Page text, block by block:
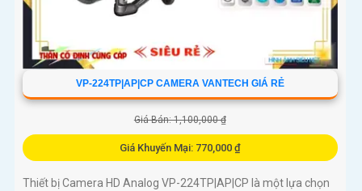
VP-224TP|AP|CP CAMERA VANTECH GIÁ RẺ
Giá Bán: 1,100,000 ₫
Giá Khuyến Mại: 770,000 ₫
Thiết bị Camera HD Analog VP-224TP|AP|CP là một lựa chọn